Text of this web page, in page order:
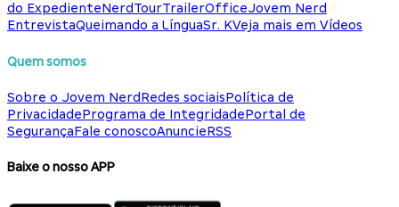
do ExpedienteNerdTourTrailerOfficeJovem Nerd
EntrevistaQueimando a LínguaSr. KVeja mais em Vídeos
Quem somos
Sobre o Jovem NerdRedes sociaisPolítica de
PrivacidadePrograma de IntegridadePortal de
SegurançaFale conoscoAnuncieRSS
Baixe o nosso APP